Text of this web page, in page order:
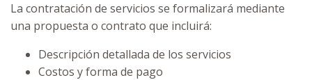
La contratación de servicios se formalizará mediante
una propuesta o contrato que incluirá:
Descripción detallada de los servicios
Costos y forma de pago